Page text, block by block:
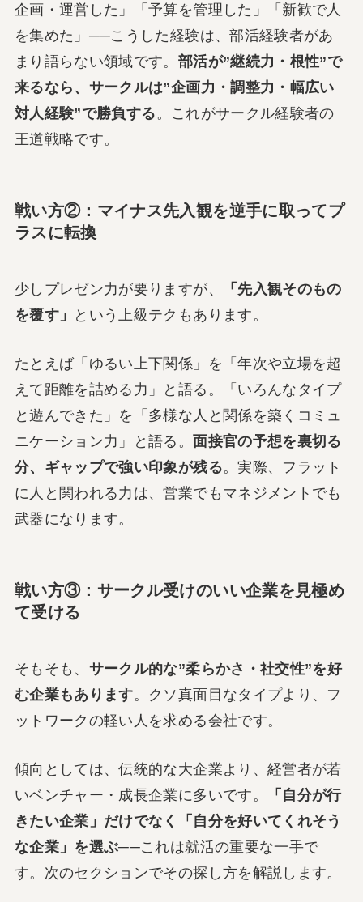
企画・運営した」「予算を管理した」「新歓で人
を集めた」──こうした経験は、部活経験者があ
まり語らない領域です。 部活が”継続力・根性”で
来るなら、サークルは”企画力・調整力・幅広い
対人経験”で勝負する 。これがサークル経験者の
王道戦略です。
戦い方②：マイナス先入観を逆手に取ってプ
ラスに転換
少しプレゼン力が要りますが、
「先入観そのもの
を覆す」
という上級テクもあります。
たとえば「ゆるい上下関係」を「年次や立場を超
えて距離を詰める力」と語る。「いろんなタイプ
と遊んできた」を「多様な人と関係を築くコミュ
ニケーション力」と語る。 面接官の予想を裏切る
分、ギャップで強い印象が残る。実際、フラット
に人と関われる力は、営業でもマネジメントでも
武器になります。
戦い方③：サークル受けのいい企業を見極め
て受ける
そもそも、 サークル的な”柔らかさ・社交性”を好
む企業もあります。クソ真面目なタイプより、フ
ットワークの軽い人を求める会社です。
傾向としては、伝統的な大企業より、経営者が若
いベンチャー・成長企業に多いです。
「自分が行
きたい企業」だけでなく「自分を好いてくれそう
な企業」を選ぶ──これは就活の重要な一手で
す。次のセクションでその探し方を解説します。